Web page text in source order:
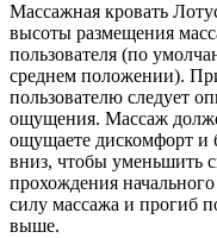
Массажная кровать
высоты размещения
пользователя (по
среднем положении).
пользователю следует
ощущения. Массаж
ощущаете дискомфорт и
вниз, чтобы уменьшить
прохождения
силу массажа и прогиб
выше.